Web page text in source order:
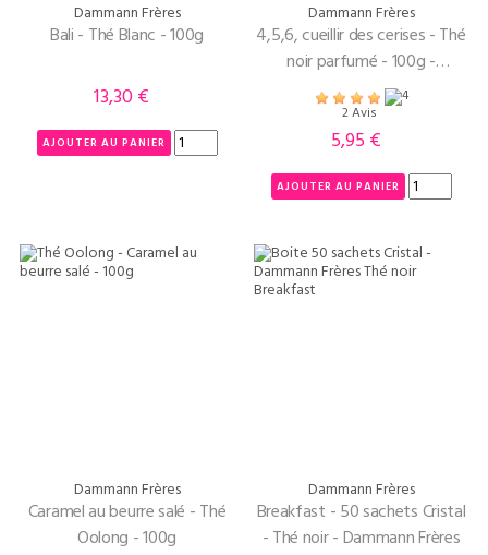
Dammann Frères
Bali - Thé Blanc - 100g
Prix
13,30 €
AJOUTER AU PANIER
Dammann Frères
4,5,6, cueillir des cerises - Thé
noir parfumé - 100g -
Dammann Frères
2 Avis
Prix
5,95 €
AJOUTER AU PANIER
Dammann Frères
Caramel au beurre salé - Thé
Oolong - 100g
Dammann Frères
Breakfast - 50 sachets Cristal
- Thé noir - Dammann Frères